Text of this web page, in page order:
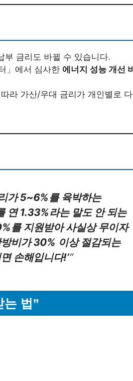
부 금리도 바뀔 수 있습니다.
」에서 심사한 에너지 성능 개선 비
라 가산/우대 금리가 개인별로 다
가 5~6%를 육박하는
연 1.33%라는 말도 안 되는
를 지원받아 사실상 무이자
비가 30% 이상 절감되는
손해입니다!’“
는 법”